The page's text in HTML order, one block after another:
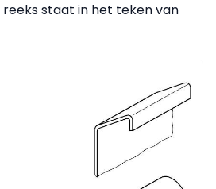
staat in het teken van